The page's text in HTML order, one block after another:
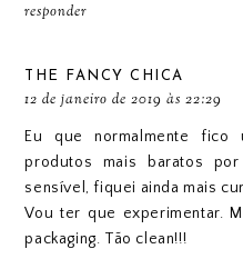
responder
THE FANCY CHICA
12 de janeiro de 2019 às 22:29
Eu que normalmente
produtos mais baratos
sensível, fiquei ainda mais
Vou ter que experimentar.
packaging. Tão clean!!!